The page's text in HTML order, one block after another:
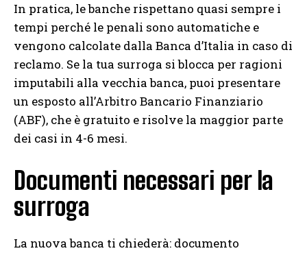
In pratica, le banche rispettano quasi sempre i
tempi perché le penali sono automatiche e
vengono calcolate dalla Banca d’Italia in caso di
reclamo. Se la tua surroga si blocca per ragioni
imputabili alla vecchia banca, puoi presentare
un esposto all’Arbitro Bancario Finanziario
(ABF), che è gratuito e risolve la maggior parte
dei casi in 4-6 mesi.
Documenti necessari per la
surroga
La nuova banca ti chiederà: documento